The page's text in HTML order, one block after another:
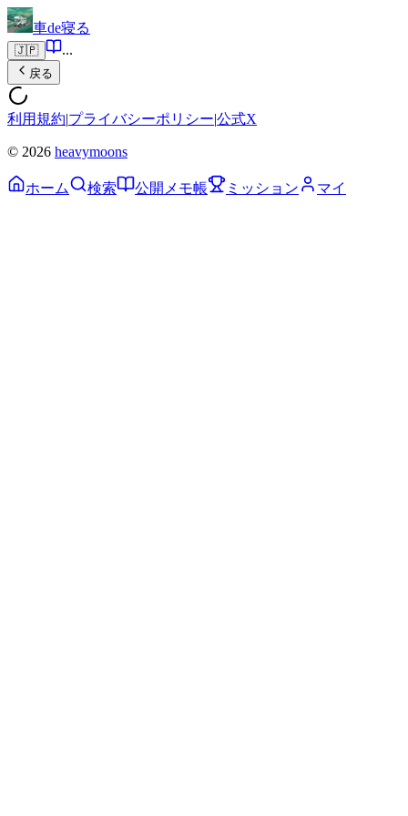
車de寝る
🇯🇵 ...
戻る
利用規約|プライバシーポリシー|公式X
© 2026 heavymoons
ホーム 検索 公開メモ帳 ミッション マイ